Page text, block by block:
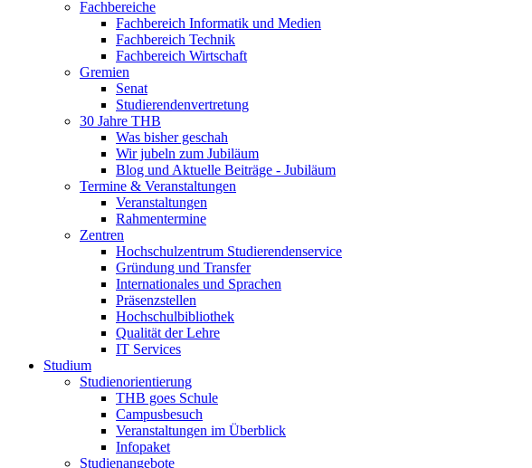
Fachbereiche
Fachbereich Informatik und Medien
Fachbereich Technik
Fachbereich Wirtschaft
Gremien
Senat
Studierendenvertretung
30 Jahre THB
Was bisher geschah
Wir jubeln zum Jubiläum
Blog und Aktuelle Beiträge - Jubiläum
Termine & Veranstaltungen
Veranstaltungen
Rahmentermine
Zentren
Hochschulzentrum Studierendenservice
Gründung und Transfer
Internationales und Sprachen
Präsenzstellen
Hochschulbibliothek
Qualität der Lehre
IT Services
Studium
Studienorientierung
THB goes Schule
Campusbesuch
Veranstaltungen im Überblick
Infopaket
Studienangebote